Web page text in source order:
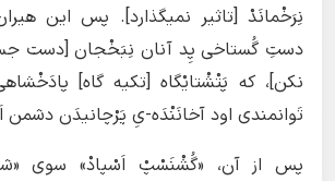
نِرَخْمانَدْ [تاثیر نمیگذارد]. پس این
دستِ گُستاخی پِد آنان نِبَخْجان [دست
نکن]، که پَتْشْتایْگاه [تکیه گاه]
تَوانمندی اود آخانَنْدَه-یِ پَرْچانیدَن دشمن
پس از آن، «گُشْنَسْپْ اَسْپادْ» سوی